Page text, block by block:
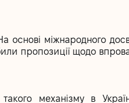
основі міжнародного
пропозиції щодо
механізму в